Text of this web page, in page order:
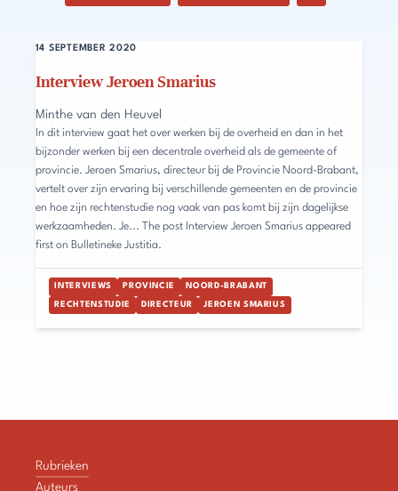
Interview Jeroen Smarius
14 SEPTEMBER 2020
Minthe van den Heuvel
In dit interview gaat het over werken bij de overheid en dan in het
bijzonder werken bij een decentrale overheid als de gemeente of
provincie. Jeroen Smarius, directeur bij de Provincie Noord-Brabant,
vertelt over zijn ervaring bij verschillende gemeenten en de provincie
en hoe zijn rechtenstudie nog vaak van pas komt bij zijn dagelijkse
werkzaamheden. Je... The post Interview Jeroen Smarius appeared
first on Bulletineke Justitia.
INTERVIEWS PROVINCIE NOORD-BRABANT
RECHTENSTUDIE DIRECTEUR JEROEN SMARIUS
Rubrieken
Auteurs